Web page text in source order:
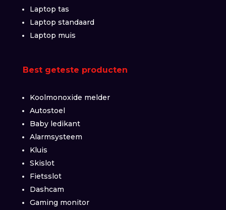
Laptop tas
Laptop standaard
Laptop muis
Best geteste producten
Koolmonoxide melder
Autostoel
Baby ledikant
Alarmsysteem
Kluis
Skislot
Fietsslot
Dashcam
Gaming monitor